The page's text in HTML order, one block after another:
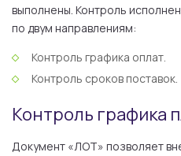
выполнены. Контроль
по двум направлениям:
Контроль графика оплат.
Контроль сроков поставок.
Контроль графика
Документ «ЛОТ» позволяет